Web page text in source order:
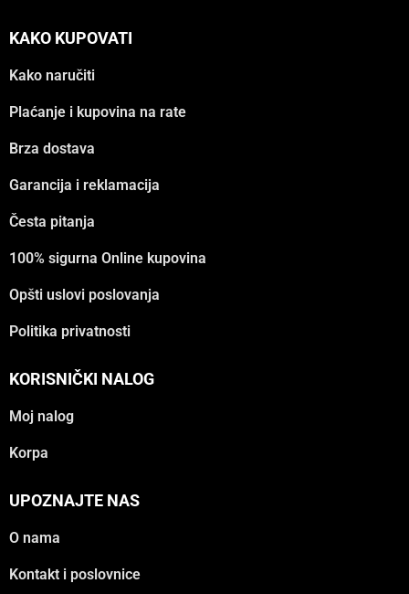
KAKO KUPOVATI
Kako naručiti
Plaćanje i kupovina na rate
Brza dostava
Garancija i reklamacija
Česta pitanja
100% sigurna Online kupovina
Opšti uslovi poslovanja
Politika privatnosti
KORISNIČKI NALOG
Moj nalog
Korpa
UPOZNAJTE NAS
O nama
Kontakt i poslovnice